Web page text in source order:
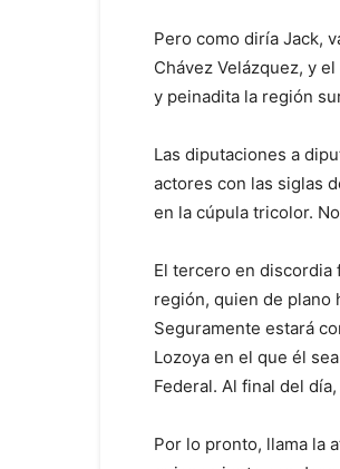
Pero como diría Jack,
Chávez Velázquez, y
y peinadita la región
Las diputaciones a
actores con las siglas
en la cúpula tricolor.
El tercero en discordia
región, quien de plano
Seguramente estará
Lozoya en el que él
Federal. Al final del
Por lo pronto, llama la